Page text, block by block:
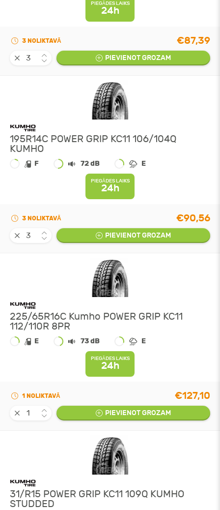
PIEGĀDES LAIKS
24h
3 NOLIKTAVĀ €87,39
PIEVIENOT GROZAM
195R14C POWER GRIP KC11 106/104Q
KUMHO
F 72 dB E
PIEGĀDES LAIKS
24h
3 NOLIKTAVĀ €90,56
PIEVIENOT GROZAM
225/65R16C Kumho POWER GRIP KC11
112/110R 8PR
E 73 dB E
PIEGĀDES LAIKS
24h
1 NOLIKTAVĀ €127,10
PIEVIENOT GROZAM
31/R15 POWER GRIP KC11 109Q KUMHO
STUDDED